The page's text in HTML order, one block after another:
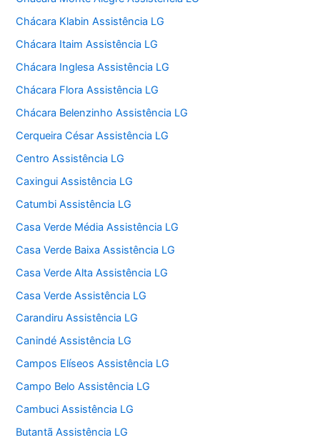
Chácara Klabin Assistência LG
Chácara Itaim Assistência LG
Chácara Inglesa Assistência LG
Chácara Flora Assistência LG
Chácara Belenzinho Assistência LG
Cerqueira César Assistência LG
Centro Assistência LG
Caxingui Assistência LG
Catumbi Assistência LG
Casa Verde Média Assistência LG
Casa Verde Baixa Assistência LG
Casa Verde Alta Assistência LG
Casa Verde Assistência LG
Carandiru Assistência LG
Canindé Assistência LG
Campos Elíseos Assistência LG
Campo Belo Assistência LG
Cambuci Assistência LG
Butantã Assistência LG